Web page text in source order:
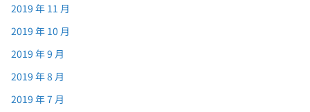
2019 年 11 月
2019 年 10 月
2019 年 9 月
2019 年 8 月
2019 年 7 月